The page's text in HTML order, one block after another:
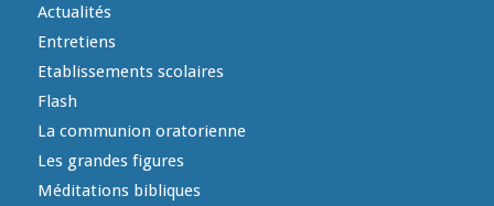
Actualités
Entretiens
Etablissements scolaires
Flash
La communion oratorienne
Les grandes figures
Méditations bibliques